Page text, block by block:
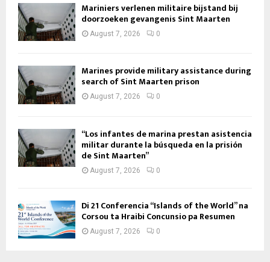
Mariniers verlenen militaire bijstand bij
doorzoeken gevangenis Sint Maarten
August 7, 2026 0
Marines provide military assistance during
search of Sint Maarten prison
August 7, 2026 0
“Los infantes de marina prestan asistencia
militar durante la búsqueda en la prisión
de Sint Maarten”
August 7, 2026 0
Di 21 Conferencia “Islands of the World” na
Corsou ta Hraibi Concunsio pa Resumen
August 7, 2026 0